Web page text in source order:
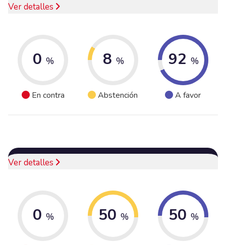
Ver detalles
0 %
En contra
8 %
Abstención
92 %
A favor
Ver detalles
0 % 50 % 50 %